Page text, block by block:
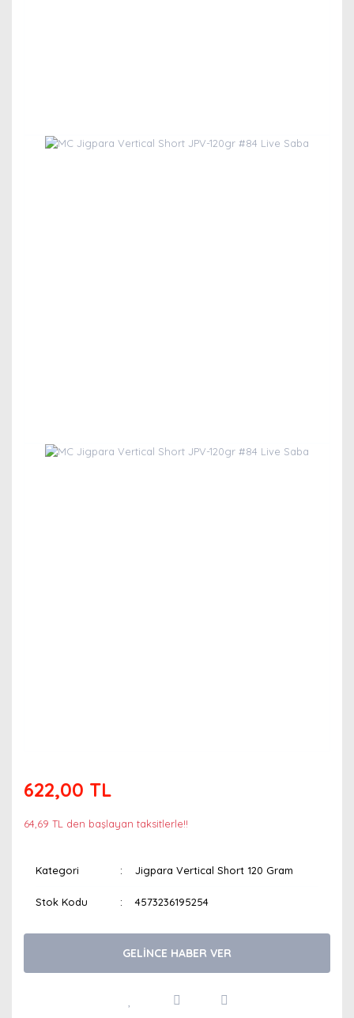
622,00 TL
64,69 TL den başlayan taksitlerle!!
Kategori Jigpara Vertical Short 120 Gram
Stok Kodu 4573236195254
GELİNCE HABER VER